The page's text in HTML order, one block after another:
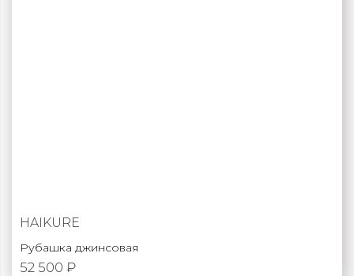
HAIKURE
Рубашка джинсовая
52 500 ₽